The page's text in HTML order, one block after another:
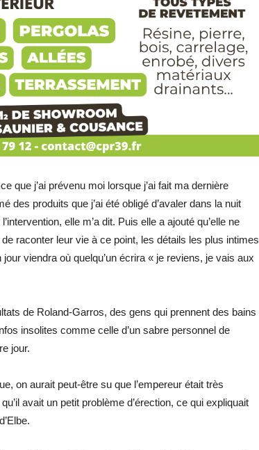
que j’ai prévenu moi lorsque j’ai fait ma dernière
des produits que j’ai été obligé d’avaler dans la nuit
elle m’a dit. Puis elle a ajouté qu’elle ne
raconter leur vie à ce point, les détails les plus intimes
viendra où quelqu’un écrira « je reviens, je vais aux
de Roland-Garros, des gens qui prennent des bains
insolites comme celle d’un sabre personnel de
jour.
on aurait peut-être su que l’empereur était très
avait un petit problème d’érection, ce qui expliquait